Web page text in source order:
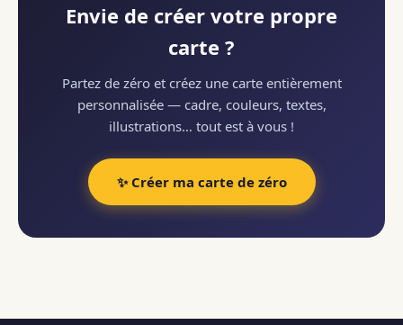
Envie de créer votre propre
carte ?
Partez de zéro et créez une carte entièrement
personnalisée — cadre, couleurs, textes,
illustrations… tout est à vous !
✨ Créer ma carte de zéro